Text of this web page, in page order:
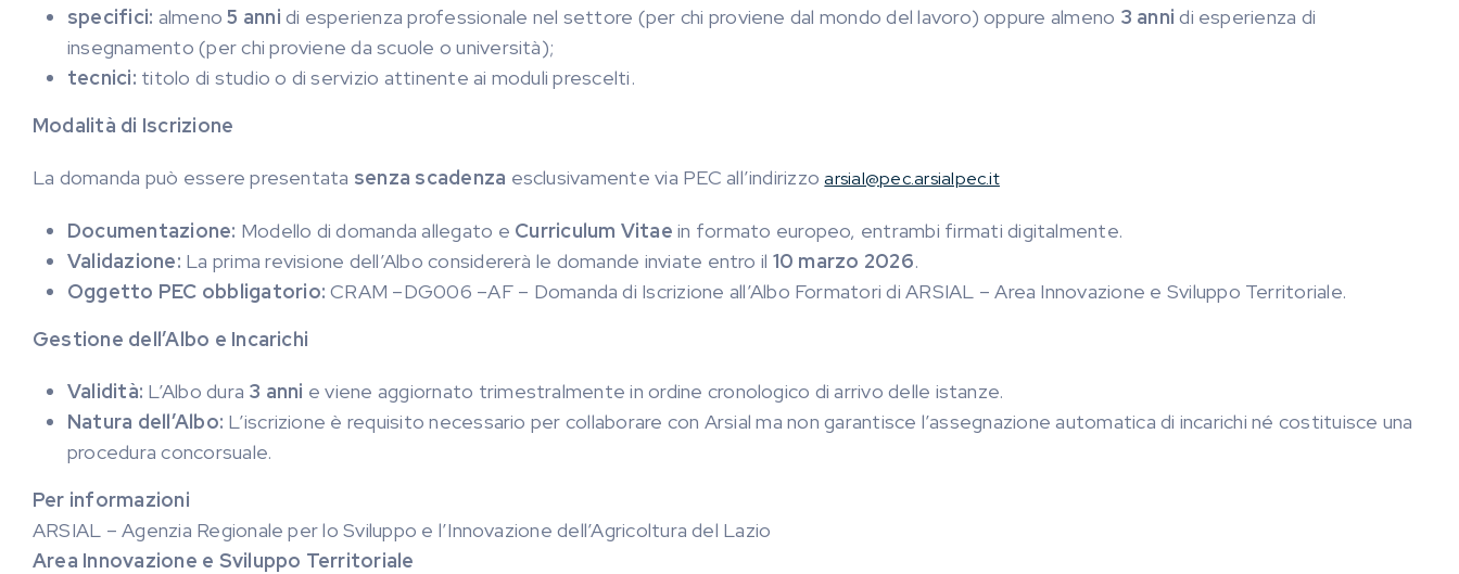
specifici: almeno5 anni di esperienza professionale nel settore (per chi proviene dal mondo del lavoro) oppure almeno 3 anni di esperienza di
insegnamento (per chi proviene da scuole o università);
tecnici: titolo di studio o di servizio attinente ai moduli prescelti.
Modalità di Iscrizione
La domanda può essere presentata senza scadenza esclusivamente via PEC all’indirizzoarsial@pec.arsialpec.it
Documentazione: Modello di domanda allegato e Curriculum Vitae in formato europeo, entrambi firmati digitalmente.
Validazione: La prima revisione dell’Albo considererà le domande inviate entro il 10 marzo 2026.
Oggetto PEC obbligatorio: CRAM –DG006 –AF – Domanda di Iscrizione all’Albo Formatori di ARSIAL – Area Innovazione e Sviluppo Territoriale.
Gestione dell’Albo e Incarichi
Validità: L’Albo dura 3 anni e viene aggiornato trimestralmente in ordine cronologico di arrivo delle istanze.
Natura dell’Albo: L’iscrizione è requisito necessario per collaborare con Arsial ma non garantisce l’assegnazione automatica di incarichi né costituisce una
procedura concorsuale.
Per informazioni
ARSIAL – Agenzia Regionale per lo Sviluppo e l’Innovazione dell’Agricoltura del Lazio
Area Innovazione e Sviluppo Territoriale